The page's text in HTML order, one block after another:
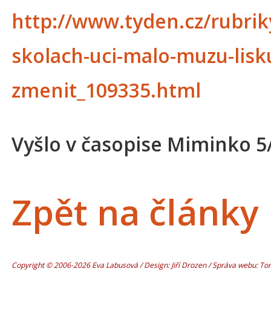
http://www.tyden.cz/
skolach-uci-malo-muzu-
zmenit_109335.html
Vyšlo v časopise Miminko
Zpět na články
Copyright © 2006-2026 Eva Labusová / Design: Jiří Drozen / Správa webu: